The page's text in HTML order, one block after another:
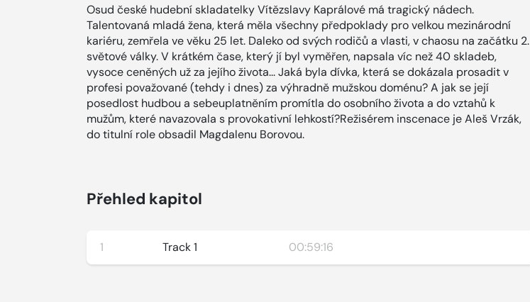
Osud české hudební skladatelky Vítězslavy Kaprálové má tragický nádech.
Talentovaná mladá žena, která měla všechny předpoklady pro velkou mezinárodní
kariéru, zemřela ve věku 25 let. Daleko od svých rodičů a vlasti, v chaosu na začátku 2.
světové války. V krátkém čase, který jí byl vyměřen, napsala víc než 40 skladeb,
vysoce ceněných už za jejího života... Jaká byla dívka, která se dokázala prosadit v
profesi považované (tehdy i dnes) za výhradně mužskou doménu? A jak se její
posedlost hudbou a sebeuplatněním promítla do osobního života a do vztahů k
mužům, které navazovala s provokativní lehkostí?Režisérem inscenace je Aleš Vrzák,
do titulní role obsadil Magdalenu Borovou.
Přehled kapitol
1 Track 1 00:59:16